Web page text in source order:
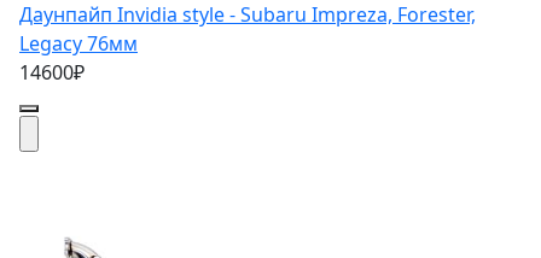
Даунпайп Invidia style - Subaru Impreza, Forester,
Legacy 76мм
14600₽